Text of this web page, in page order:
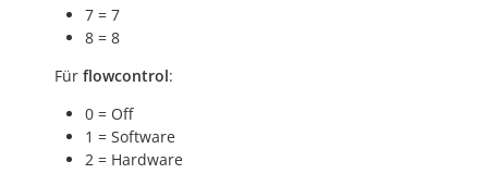
7 = 7
8 = 8
Für flowcontrol:
0 = Off
1 = Software
2 = Hardware